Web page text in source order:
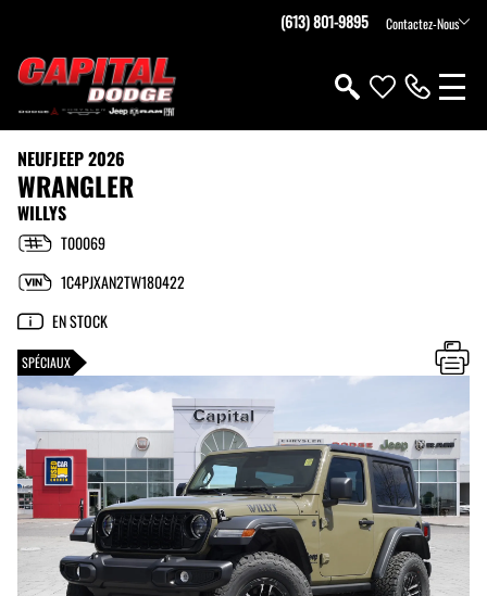
(613) 801-9895 Contactez-Nous
NEUFJEEP 2026
WRANGLER
WILLYS
T00069
1C4PJXAN2TW180422
EN STOCK
SPÉCIAUX